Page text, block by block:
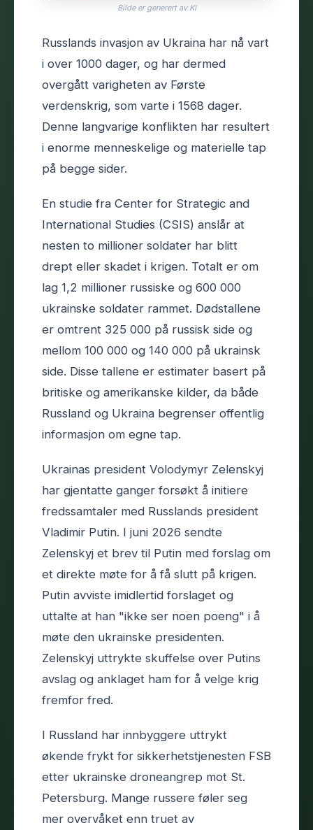
Bilde er generert av KI
Russlands invasjon av Ukraina har nå vart
i over 1000 dager, og har dermed
overgått varigheten av Første
verdenskrig, som varte i 1568 dager.
Denne langvarige konflikten har resultert
i enorme menneskelige og materielle tap
på begge sider.
En studie fra Center for Strategic and
International Studies (CSIS) anslår at
nesten to millioner soldater har blitt
drept eller skadet i krigen. Totalt er om
lag 1,2 millioner russiske og 600 000
ukrainske soldater rammet. Dødstallene
er omtrent 325 000 på russisk side og
mellom 100 000 og 140 000 på ukrainsk
side. Disse tallene er estimater basert på
britiske og amerikanske kilder, da både
Russland og Ukraina begrenser offentlig
informasjon om egne tap.
Ukrainas president Volodymyr Zelenskyj
har gjentatte ganger forsøkt å initiere
fredssamtaler med Russlands president
Vladimir Putin. I juni 2026 sendte
Zelenskyj et brev til Putin med forslag om
et direkte møte for å få slutt på krigen.
Putin avviste imidlertid forslaget og
uttalte at han "ikke ser noen poeng" i å
møte den ukrainske presidenten.
Zelenskyj uttrykte skuffelse over Putins
avslag og anklaget ham for å velge krig
fremfor fred.
I Russland har innbyggere uttrykt
økende frykt for sikkerhetstjenesten FSB
etter ukrainske droneangrep mot St.
Petersburg. Mange russere føler seg
mer overvåket enn truet av